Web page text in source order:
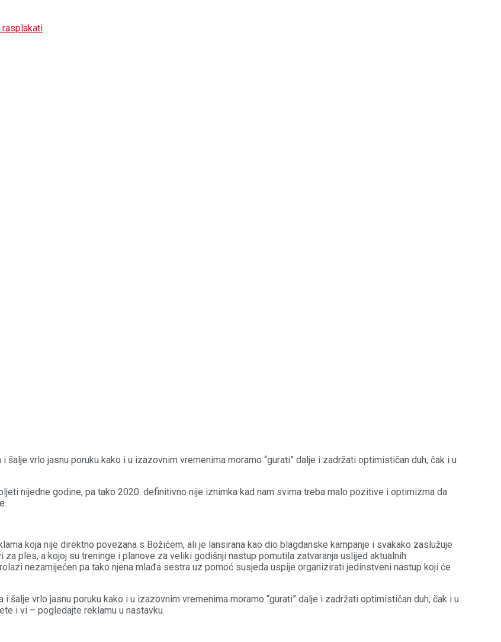
vrlo jasnu poruku kako i u izazovnim vremenima moramo “gurati” dalje i zadržati optimističan duh, čak i u
nijedne godine, pa tako 2020. definitivno nije iznimka kad nam svima treba malo pozitive i optimizma da
koja nije direktno povezana s Božićem, ali je lansirana kao dio blagdanske kampanje i svakako zaslužuje
ples, a kojoj su treninge i planove za veliki godišnji nastup pomutila zatvaranja uslijed aktualnih
nezamijećen pa tako njena mlađa sestra uz pomoć susjeda uspije organizirati jedinstveni nastup koji će
šalje vrlo jasnu poruku kako i u izazovnim vremenima moramo “gurati” dalje i zadržati optimističan duh, čak i u
i vi – pogledajte reklamu u nastavku.